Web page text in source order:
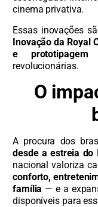
cinema privativa.
Essas inovações
Inovação da Royal
e prototipagem
revolucionárias.
O
A procura dos
desde a estreia do
nacional valoriza
conforto,
família — e a
disponíveis para